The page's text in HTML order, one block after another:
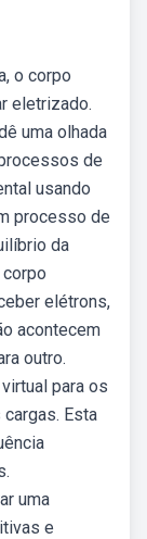
o corpo
eletrizado.
uma olhada
de
usando
processo de
da
elétrons,
acontecem
outro.
para os
Esta
uma
e